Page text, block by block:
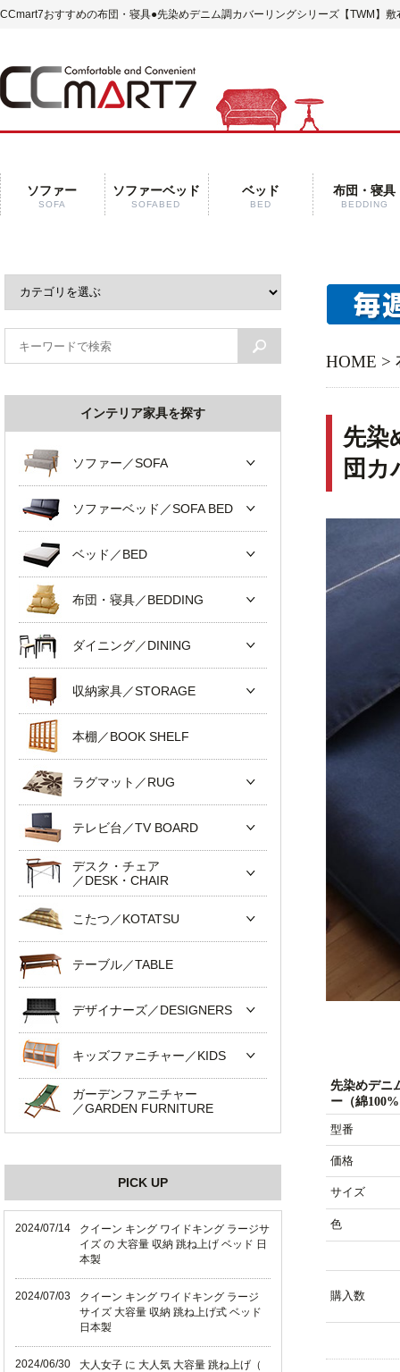
CCmart7おすすめの布団・寝具●先染めデニム調カバーリングシリーズ【TWM】
ソファー
SOFA
ソファーベッド
SOFABED
ベッド
BED
布団・寝具
BEDDING
HOME >
先染
団カ
先染めデニ
ー（綿
型番
価格
サイズ
色
購入数
インテリア家具を探す
ソファー／SOFA
ソファーベッド／SOFA BED
ベッド／BED
布団・寝具／BEDDING
ダイニング／DINING
収納家具／STORAGE
本棚／BOOK SHELF
ラグマット／RUG
テレビ台／TV BOARD
デスク・チェア
／DESK・CHAIR
こたつ／KOTATSU
テーブル／TABLE
デザイナーズ／DESIGNERS
キッズファニチャー／KIDS
ガーデンファニチャー
／GARDEN FURNITURE
PICK UP
2024/07/14
クイーン キング ワイドキング ラージサ
イズ の 大容量 収納 跳ね上げ ベッド 日
本製
2024/07/03
クイーン キング ワイドキング ラージ
サイズ 大容量 収納 跳ね上げ式 ベッド
日本製
2024/06/30
大人女子 に 大人気 大容量 跳ね上げ（